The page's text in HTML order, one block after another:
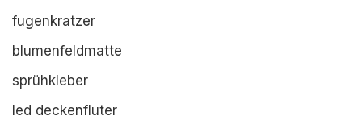
fugenkratzer
blumenfeldmatte
sprühkleber
led deckenfluter